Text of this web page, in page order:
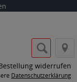
widerrufen
Datenschutzerklärung